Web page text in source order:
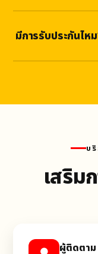
คุณได้เลย
มีการรับประกันไห
บ
เสริม
ผู้ติดตาม